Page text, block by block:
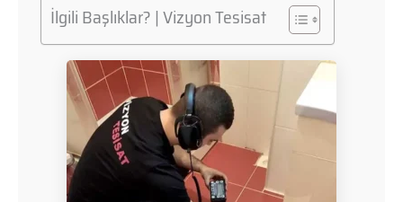
İlgili Başlıklar? | Vizyon Tesisat